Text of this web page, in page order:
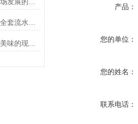
酱腌菜全套加工设备：传承美味的现代科技之选
产品：
您的单位：
您的姓名：
联系电话：